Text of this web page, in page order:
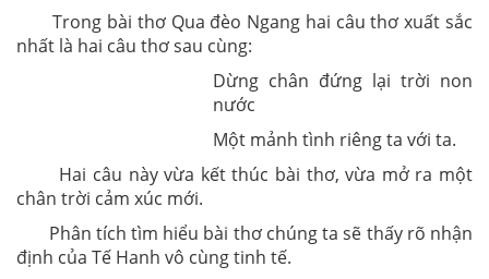
Trong bài thơ Qua đèo Ngang hai câu thơ xuất sắc
nhất là hai câu thơ sau cùng:
Dừng chân đứng lại trời non
nước
Một mảnh tình riêng ta với ta.
Hai câu này vừa kết thúc bài thơ, vừa mở ra một
chân trời cảm xúc mới.
Phân tích tìm hiểu bài thơ chúng ta sẽ thấy rõ nhận
định của Tế Hanh vô cùng tinh tế.